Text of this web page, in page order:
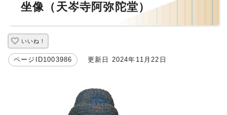
坐像（天岑寺阿弥陀堂）
いいね！
ページID1003986 更新日 2024年11月22日